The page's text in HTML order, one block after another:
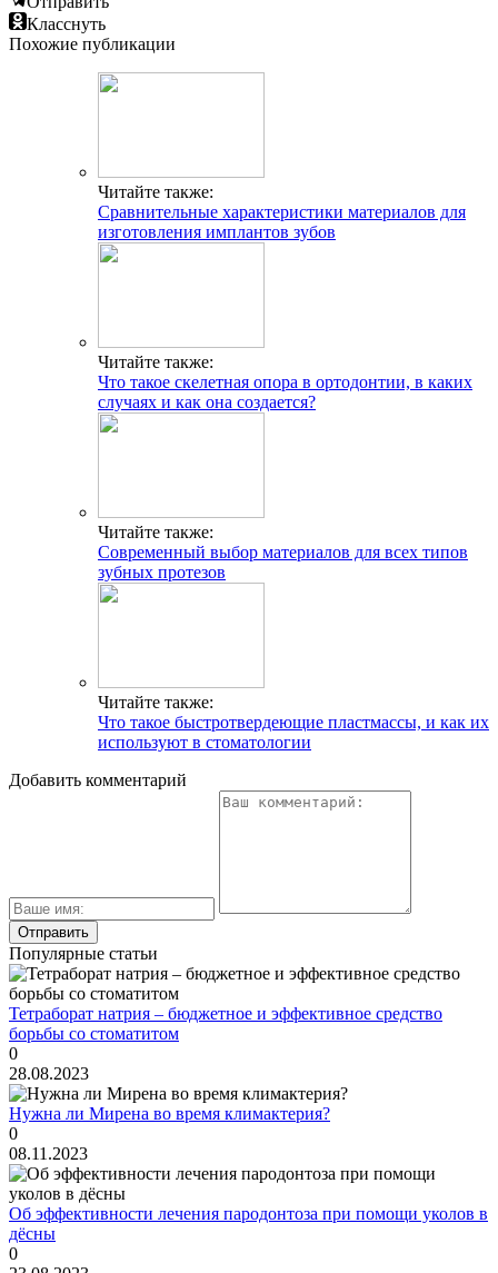
Класснуть
Похожие публикации
Читайте также:
Сравнительные характеристики материалов для
изготовления имплантов зубов
Читайте также:
Что такое скелетная опора в ортодонтии, в каких
случаях и как она создается?
Читайте также:
Современный выбор материалов для всех типов
зубных протезов
Читайте также:
Что такое быстротвердеющие пластмассы, и как их
используют в стоматологии
Добавить комментарий
Популярные статьи
Тетраборат натрия – бюджетное и эффективное средство
борьбы со стоматитом
0
28.08.2023
Нужна ли Мирена во время климактерия?
0
08.11.2023
Об эффективности лечения пародонтоза при помощи уколов в
дёсны
0